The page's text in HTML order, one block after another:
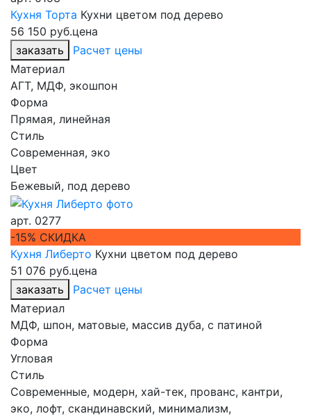
Кухня Торта Кухни цветом под дерево
56 150 руб.цена
заказать
Расчет цены
Материал
АГТ, МДФ, экошпон
Форма
Прямая, линейная
Стиль
Современная, эко
Цвет
Бежевый, под дерево
арт. 0277
-15% СКИДКА
Кухня Либерто Кухни цветом под дерево
51 076 руб.цена
заказать
Расчет цены
Материал
МДФ, шпон, матовые, массив дуба, с патиной
Форма
Угловая
Стиль
Современные, модерн, хай-тек, прованс, кантри,
эко, лофт, скандинавский, минимализм,